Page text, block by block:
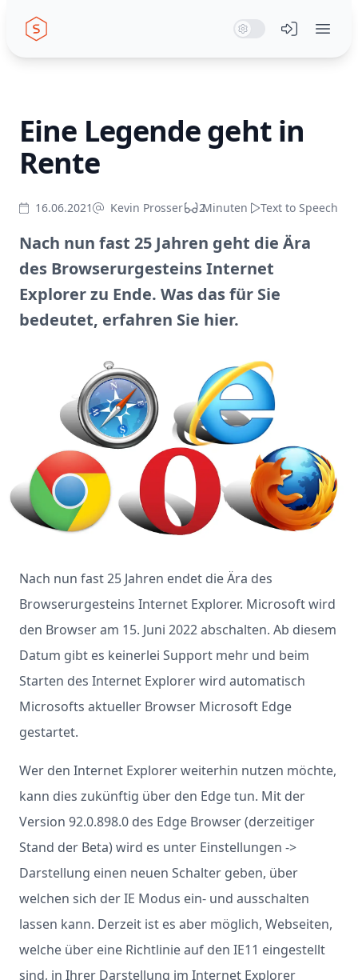
Seiwert GmbH System Mode
Light Mode
Dark Mode
Menü
Eine Legende geht in
Rente
16.06.2021 Kevin Prosser 2Minuten Text to Speech
Nach nun fast 25 Jahren geht die Ära
des Browserurgesteins Internet
Explorer zu Ende. Was das für Sie
bedeutet, erfahren Sie hier.
Nach nun fast 25 Jahren endet die Ära des
Browserurgesteins Internet Explorer. Microsoft wird
den Browser am 15. Juni 2022 abschalten. Ab diesem
Datum gibt es keinerlei Support mehr und beim
Starten des Internet Explorer wird automatisch
Microsofts aktueller Browser Microsoft Edge
gestartet.
Wer den Internet Explorer weiterhin nutzen möchte,
kann dies zukünftig über den Edge tun. Mit der
Version 92.0.898.0 des Edge Browser (derzeitiger
Stand der Beta) wird es unter Einstellungen ->
Darstellung einen neuen Schalter geben, über
welchen sich der IE Modus ein- und ausschalten
lassen kann. Derzeit ist es aber möglich, Webseiten,
welche über eine Richtlinie auf den IE11 eingestellt
sind, in Ihrer Darstellung im Internet Explorer